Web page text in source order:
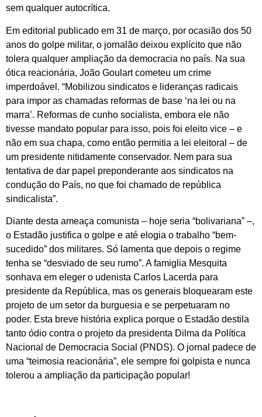
sem qualquer autocrítica.
Em editorial publicado em 31 de março, por ocasião dos 50
anos do golpe militar, o jornalão deixou explícito que não
tolera qualquer ampliação da democracia no país. Na sua
ótica reacionária, João Goulart cometeu um crime
imperdoável. “Mobilizou sindicatos e lideranças radicais
para impor as chamadas reformas de base ‘na lei ou na
marra’. Reformas de cunho socialista, embora ele não
tivesse mandato popular para isso, pois foi eleito vice – e
não em sua chapa, como então permitia a lei eleitoral – de
um presidente nitidamente conservador. Nem para sua
tentativa de dar papel preponderante aos sindicatos na
condução do País, no que foi chamado de república
sindicalista”.
Diante desta ameaça comunista – hoje seria “bolivariana” –,
o Estadão justifica o golpe e até elogia o trabalho “bem-
sucedido” dos militares. Só lamenta que depois o regime
tenha se “desviado de seu rumo”. A famiglia Mesquita
sonhava em eleger o udenista Carlos Lacerda para
presidente da República, mas os generais bloquearam este
projeto de um setor da burguesia e se perpetuaram no
poder. Esta breve história explica porque o Estadão destila
tanto ódio contra o projeto da presidenta Dilma da Política
Nacional de Democracia Social (PNDS). O jornal padece de
uma “teimosia reacionária”, ele sempre foi golpista e nunca
tolerou a ampliação da participação popular!